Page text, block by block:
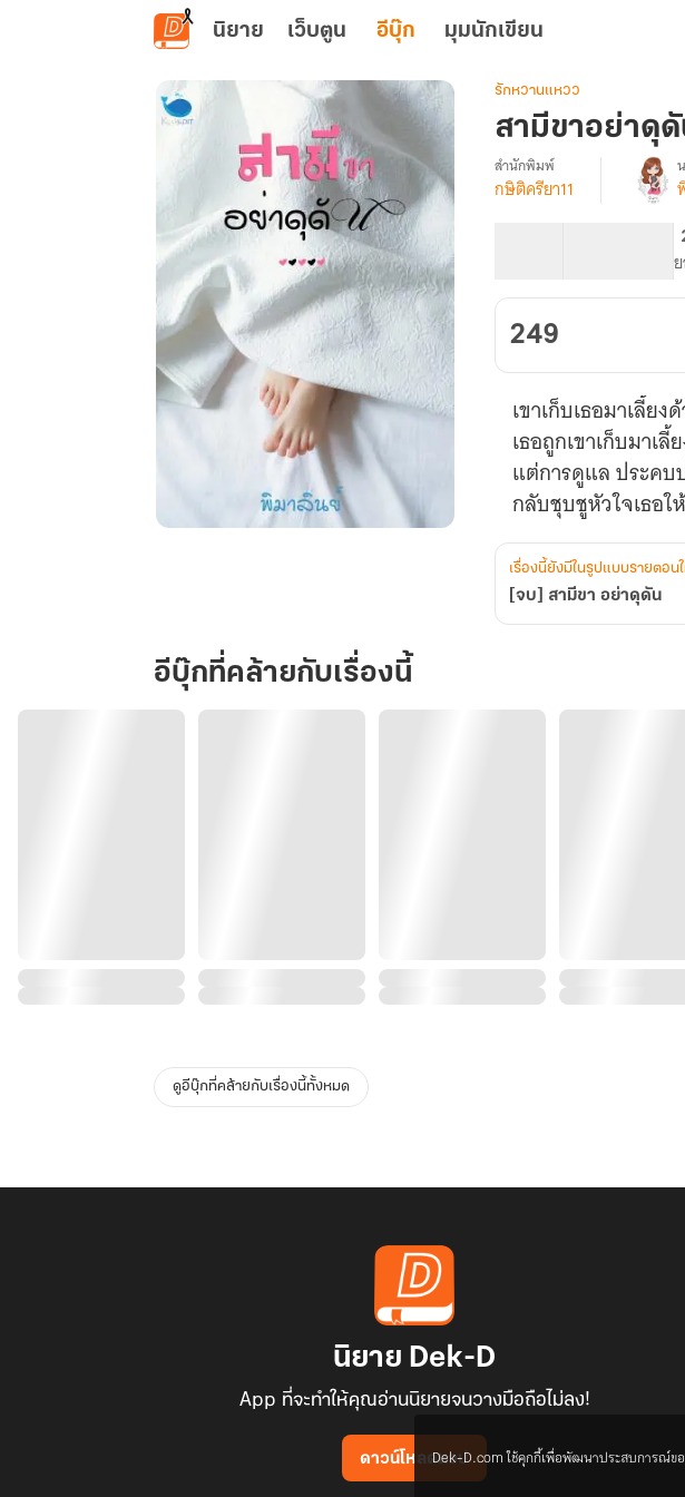
ข้ามไปยังเนื้อหาหลัก
นิยาย เว็บตูน อีบุ๊ก มุมนักเขียน
รักหวานแหวว
สามีขาอย่าดุ
เรื่อง[จบ]
สำนักพิมพ์
กษิติครียา11
249
เขาเก็บเธอมาเลี้ย
เธอถูกเขาเก็บมาเ
แต่การดูแล ประคบ
กลับชุบชูหัวใจเธอใ
เรื่องนี้ยังมีในรูปแบบรายตอน
[จบ] สามีขา อย่าดุดัน
อีบุ๊กที่คล้ายกับเรื่องนี้
ดูอีบุ๊กที่คล้ายกับเรื่องนี้ทั้งหมด
นิยาย Dek-D
App ที่จะทำให้คุณอ่านนิยายจนวางมือถือไม่ลง!
ดาวน์โหลดแอปDek-D.com ใช้คุกกี้เพื่อพัฒนาประสบการณ์ขอ